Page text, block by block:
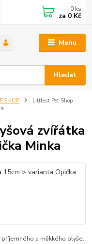
Menu
Hledat
0 ks
za 0 Kč
SHOP
Littlest Pet Shop
zvířátka
Minka
a měkkého plyše.